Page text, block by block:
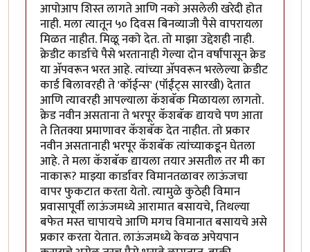
आपोआप शिस्त लागते आणि नको असलेली खरेदी होत
नाही. मला त्यातून ५० दिवस बिनव्याजी पैसे वापरायला
मिळत नाहीत. मिळू नको देत. तो माझा उद्देशही नाही.
क्रेडीट कार्डाचे पैसे भरतानाही गेल्या दोन वर्षांपासून क्रेड
या अ‍ॅपवरून भरत आहे. त्यांच्या अ‍ॅपवरून भरलेल्या क्रेडीट
कार्ड बिलावरही ते 'कॉईन्स' (पॉईंट्स सारखी) देतात
आणि त्यावरही आपल्याला कॅशबॅक मिळायला लागतो.
क्रेड नवीन असताना ते भरपूर कॅशबॅक द्यायचे पण आता
ते तितक्या प्रमाणावर कॅशबॅक देत नाहीत. तो प्रकार
नवीन असतानाही भरपूर कॅशबॅक त्यांच्याकडून घेतला
आहे. ते मला कॅशबॅक द्यायला तयार असतील तर मी का
नाकारू? माझ्या कार्डावर विमानतळावर लाऊंजचा
वापर फुकटात करता येतो. त्यामुळे कुठेही विमान
प्रवासापूर्वी लाऊंजमध्ये आरामात बसायचे, तिथल्या
बफेत मस्त चापायचे आणि मगच विमानात बसायचे असे
प्रकार करता येतात. लाऊंजमध्ये केवळ अपेयपान